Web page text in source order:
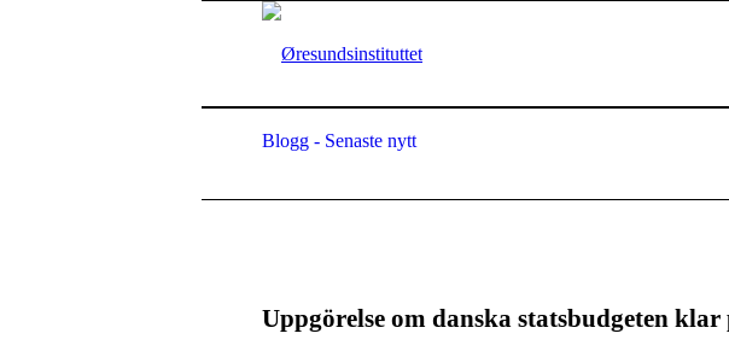
Blogg - Senaste nytt
Uppgörelse om danska statsbudgeten klar